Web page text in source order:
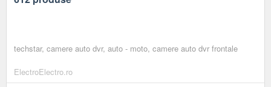
techstar, camere auto dvr, auto - moto, camere auto dvr frontale
ElectroElectro.ro